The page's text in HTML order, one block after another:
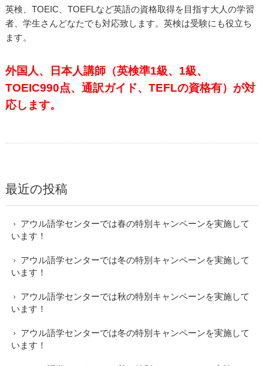
英検、TOEIC、TOEFLなど英語の資格取得を目指す大人の学習
者、学生さんどなたでも対応致します。英検は受験にも役立ち
ます。
外国人、日本人講師（英検準1級、1級、
TOEIC990点、通訳ガイド、TEFLの資格有）が対
応します。
最近の投稿
アウル語学センターでは春の特別キャンペーンを実施して
います！
アウル語学センターでは冬の特別キャンペーンを実施して
います！
アウル語学センターでは秋の特別キャンペーンを実施して
います！
アウル語学センターでは冬の特別キャンペーンを実施して
います！